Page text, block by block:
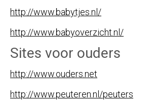
http://www.babytjes.nl/
http://www.babyoverzicht.nl/
Sites voor ouders
http://www.ouders.net
http://www.peuteren.nl/peuters